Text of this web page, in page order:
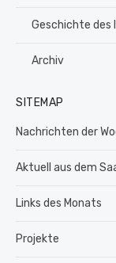
Geschichte
Archiv
SITEMAP
Nachrichten der
Aktuell aus dem
Links des Monats
Projekte